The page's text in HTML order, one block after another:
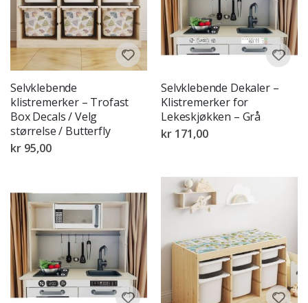
Selvklebende
klistremerker – Trofast
Box Decals / Velg
størrelse / Butterfly
kr 95,00
Selvklebende Dekaler –
Klistremerker for
Lekeskjøkken – Grå
kr 171,00